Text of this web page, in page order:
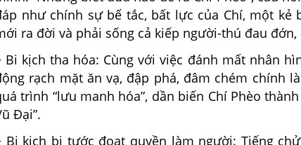
như chính sự bế tắc, bất lực của Chí, một kẻ
ra đời và phải sống cả kiếp người-thú đau đớn,
Bi kịch tha hóa: Cùng với việc đánh mất nhân
rạch mặt ăn vạ, đập phá, đâm chém chính
trình “lưu manh hóa”, dần biến Chí Phèo
Đại”.
Bi kịch bị tước đoạt quyền làm người: Tiếng